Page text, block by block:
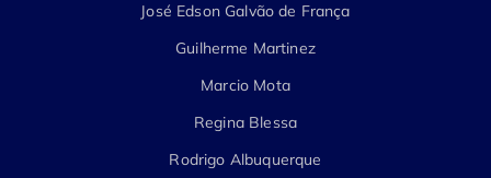
José Edson Galvão de França
Guilherme Martinez
Marcio Mota
Regina Blessa
Rodrigo Albuquerque